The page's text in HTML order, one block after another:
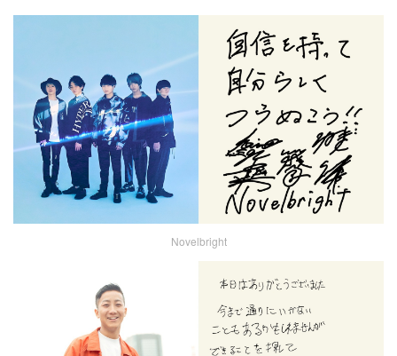
Novelbright